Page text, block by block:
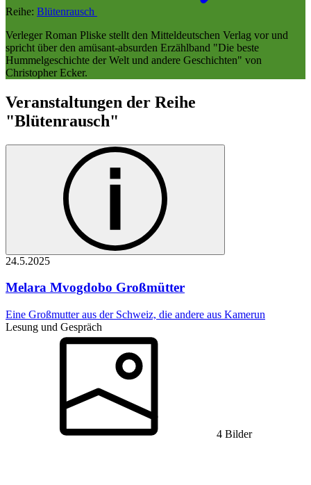
Reihe: Blütenrausch
Verleger Roman Pliske stellt den Mitteldeutschen Verlag vor und
spricht über den amüsant-absurden Erzählband "Die beste
Hummelgeschichte der Welt und andere Geschichten" von
Christopher Ecker.
Veranstaltungen der Reihe
"Blütenrausch"
24.5.2025
Melara Mvogdobo Großmütter
Eine Großmutter aus der Schweiz, die andere aus Kamerun
Lesung und Gespräch
4 Bilder